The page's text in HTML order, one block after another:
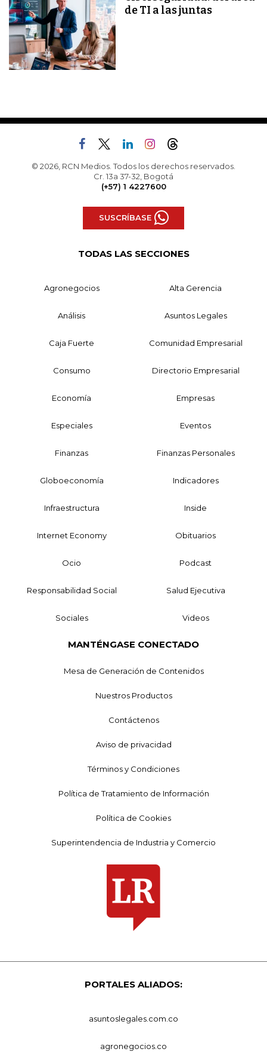
de TI a las juntas
© 2026, RCN Medios. Todos los derechos reservados.
Cr. 13a 37-32, Bogotá
(+57) 1 4227600
SUSCRÍBASE
TODAS LAS SECCIONES
Agronegocios Alta Gerencia
Análisis Asuntos Legales
Caja Fuerte Comunidad Empresarial
Consumo Directorio Empresarial
Economía Empresas
Especiales Eventos
Finanzas Finanzas Personales
Globoeconomía Indicadores
Infraestructura Inside
Internet Economy Obituarios
Ocio Podcast
Responsabilidad Social Salud Ejecutiva
Sociales Videos
MANTÉNGASE CONECTADO
Mesa de Generación de Contenidos
Nuestros Productos
Contáctenos
Aviso de privacidad
Términos y Condiciones
Política de Tratamiento de Información
Política de Cookies
Superintendencia de Industria y Comercio
PORTALES ALIADOS:
asuntoslegales.com.co
agronegocios.co